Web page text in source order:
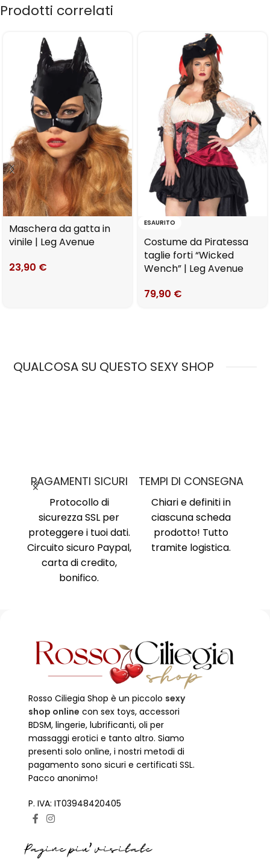
Prodotti correlati
Maschera da gatta in
vinile | Leg Avenue
23,90 €
ESAURITO
Costume da Piratessa
taglie forti “Wicked
Wench” | Leg Avenue
79,90 €
QUALCOSA SU QUESTO SEXY SHOP
PAGAMENTI SICURI
Protocollo di
sicurezza SSL per
proteggere i tuoi dati.
Circuito sicuro Paypal,
carta di credito,
bonifico.
TEMPI DI CONSEGNA
Chiari e definiti in
ciascuna scheda
prodotto! Tutto
tramite logistica.
Rosso Ciliegia Shop è un piccolo sexy
shop online con sex toys, accessori
BDSM, lingerie, lubrificanti, oli per
massaggi erotici e tanto altro. Siamo
presenti solo online, i nostri metodi di
pagamento sono sicuri e certificati SSL.
Pacco anonimo!
P. IVA: IT03948420405
Pagine piu' visitate